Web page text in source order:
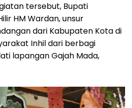
tersebut, Bupati
HM Wardan, unsur
dari Kabupaten Kota di
Inhil dari berbagi
lapangan Gajah Mada,